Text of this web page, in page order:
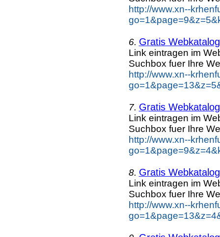
http://www.xn--
6. Gratis
Link eintragen im
Suchbox fuer Ihre
http://www.xn--
7. Gratis
Link eintragen im
Suchbox fuer Ihre
http://www.xn--
8. Gratis
Link eintragen im
Suchbox fuer Ihre
http://www.xn--